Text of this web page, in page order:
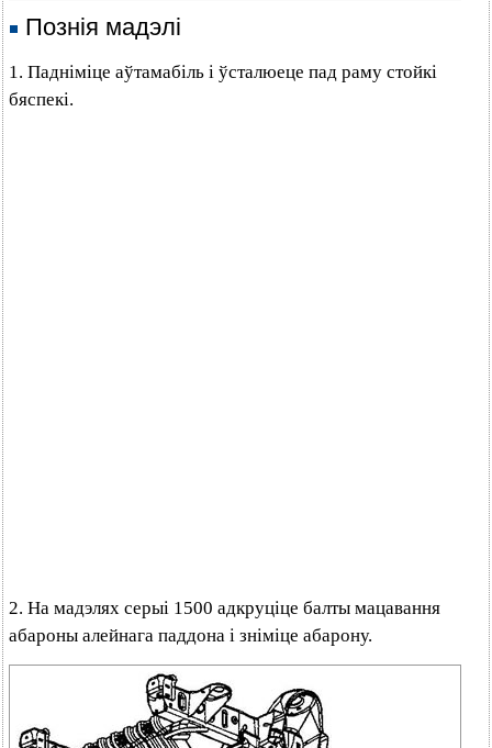
Познія мадэлі
1. Падніміце аўтамабіль і ўсталюеце пад раму стойкі
бяспекі.
2. На мадэлях серыі 1500 адкруціце балты мацавання
абароны алейнага паддона і зніміце абарону.